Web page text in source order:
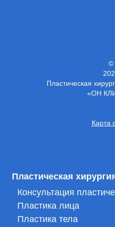
©
Пластическая
«ОН
Карта
Пластическая
Консультация
Пластика лица
Пластика тела